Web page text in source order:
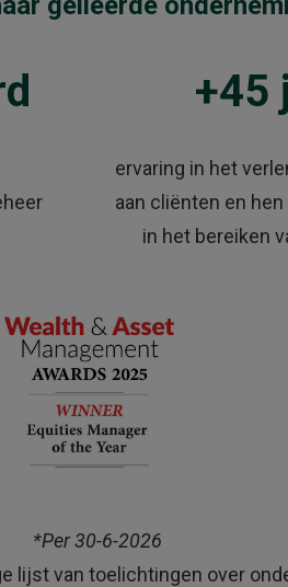
+45
ervaring in het
aan cliënten en
in het bereiken
*Per 30-6-2026
lijst van toelichtingen over